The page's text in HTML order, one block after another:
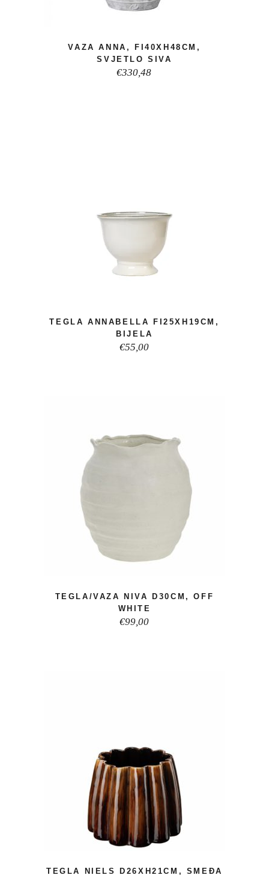
VAZA ANNA, FI40XH48CM,
SVJETLO SIVA
€330,48
TEGLA ANNABELLA FI25XH19CM,
BIJELA
€55,00
TEGLA/VAZA NIVA D30CM, OFF
WHITE
€99,00
TEGLA NIELS D26XH21CM, SMEĐA